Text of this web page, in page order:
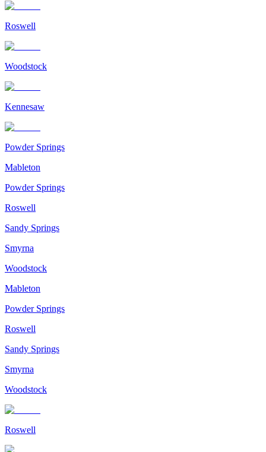
Roswell
Woodstock
Kennesaw
Powder Springs
Mableton
Powder Springs
Roswell
Sandy Springs
Smyrna
Woodstock
Mableton
Powder Springs
Roswell
Sandy Springs
Smyrna
Woodstock
Roswell